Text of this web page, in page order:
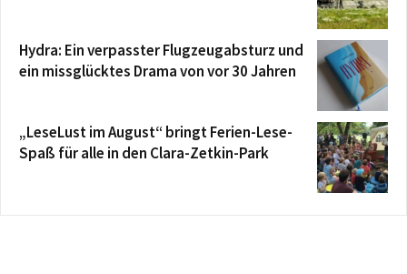
Hydra: Ein verpasster Flugzeugabsturz und
ein missglücktes Drama von vor 30 Jahren
„LeseLust im August“ bringt Ferien-Lese-
Spaß für alle in den Clara-Zetkin-Park